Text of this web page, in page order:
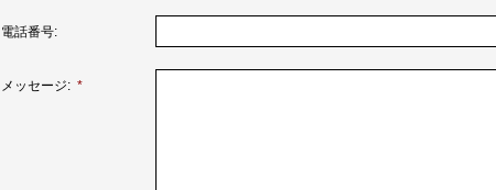
電話番号:
メッセージ: *